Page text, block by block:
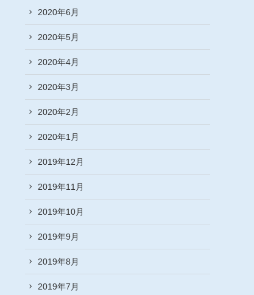
2020年6月
2020年5月
2020年4月
2020年3月
2020年2月
2020年1月
2019年12月
2019年11月
2019年10月
2019年9月
2019年8月
2019年7月